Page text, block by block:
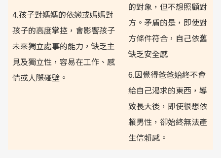
4.孩子對媽媽的依戀或媽媽對
孩子的高度掌控，會影響孩子
未來獨立處事的能力，缺乏主
見及獨立性，容易在工作、感
情或人際碰壁。
的對象，但不想照顧對
方。矛盾的是，即使對
方條件符合，自己依舊
缺乏安全感
6.因覺得爸爸始終不會
給自己渴求的東西，導
致長大後，即使很想依
賴男性，卻始終無法產
生信賴感。